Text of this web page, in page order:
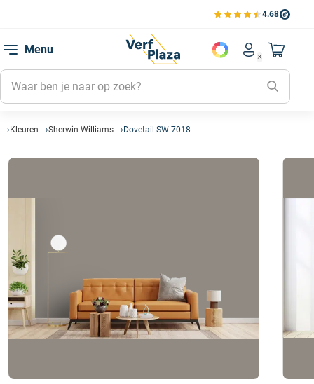
4.68
Bekijk de verfplaza
Menu
Account
Mijn
Mijn
Mijn
Naar
Kleuren Sherwin Williams Dovetail SW 7018